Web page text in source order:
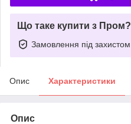
Що таке купити з Пром?
Замовлення під захистом
Опис Характеристики
Опис